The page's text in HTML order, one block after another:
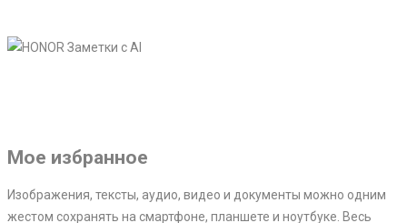
Мое избранное
Изображения, тексты, аудио, видео и документы можно одним
жестом сохранять на смартфоне, планшете и ноутбуке. Весь